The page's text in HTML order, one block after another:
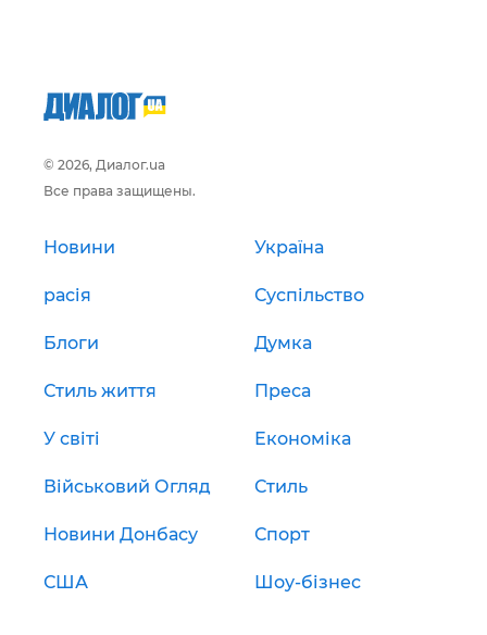
© 2026, Диалог.ua
Все права защищены.
Новини Україна
расія Суспільство
Блоги Думка
Стиль життя Преса
У світі Економіка
Військовий Огляд Стиль
Новини Донбасу Спорт
США Шоу-бізнес